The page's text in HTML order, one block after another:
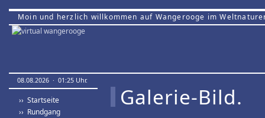
Moin und herzlich willkommen auf Wangerooge im
08.08.2026 · 01:25 Uhr.
›› Startseite
›› Rundgang
Galerie-Bild.